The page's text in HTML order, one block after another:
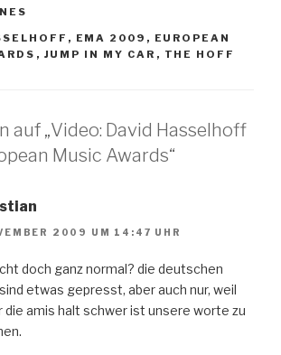
, EMA 2009 , EUROPEAN
, JUMP IN MY CAR , THE HOFF
auf „Video: David Hasselhoff
Music Awards“
2009 UM 14:47 UHR
doch ganz normal? die deutschen
etwas gepresst, aber auch nur, weil
die amis halt schwer ist unsere worte zu